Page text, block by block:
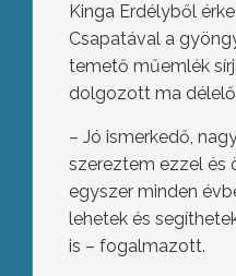
Kinga Erdélyből
Csapatával a
temető műemlék
dolgozott ma
– Jó ismerkedő,
szereztem ezzel és
egyszer minden
lehetek és
is – fogalmazott.